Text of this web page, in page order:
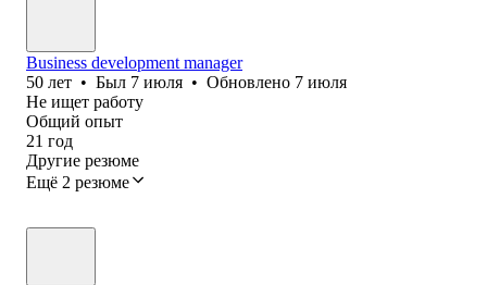
Business development manager
50 лет • Был 7 июля • Обновлено 7 июля
Не ищет работу
Общий опыт
21 год
Другие резюме
Ещё 2 резюме